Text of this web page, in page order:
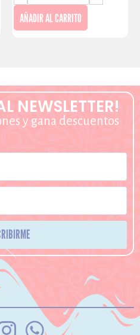
AÑADIR AL CARRITO
NEWSLETTER!
y gana descuentos